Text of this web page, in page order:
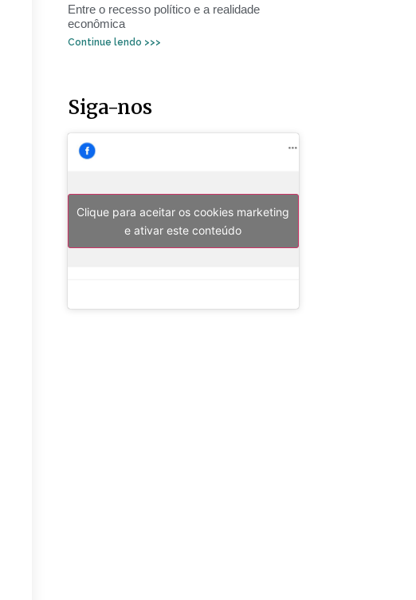
Entre o recesso político e a realidade
econômica
Continue lendo >>>
Siga-nos
Clique para aceitar os cookies marketing
e ativar este conteúdo